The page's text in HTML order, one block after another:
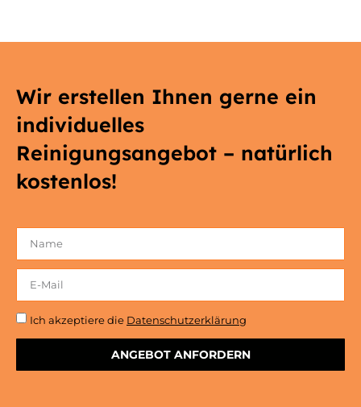
Wir erstellen Ihnen gerne ein
individuelles
Reinigungsangebot – natürlich
kostenlos!
Ich akzeptiere die Datenschutzerklärung
ANGEBOT ANFORDERN